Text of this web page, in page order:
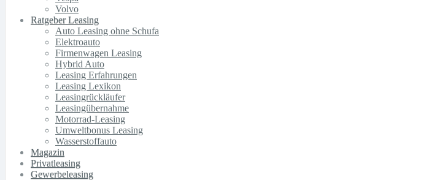
Volvo
Ratgeber Leasing
Auto Leasing ohne Schufa
Elektroauto
Firmenwagen Leasing
Hybrid Auto
Leasing Erfahrungen
Leasing Lexikon
Leasingrückläufer
Leasingübernahme
Motorrad-Leasing
Umweltbonus Leasing
Wasserstoffauto
Magazin
Privatleasing
Gewerbeleasing